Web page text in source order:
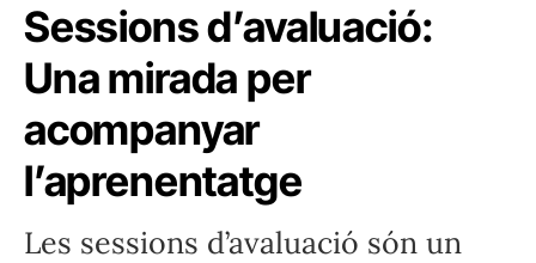
Sessions d’avaluació:
Una mirada per
acompanyar
l’aprenentatge
Les sessions d’avaluació són un